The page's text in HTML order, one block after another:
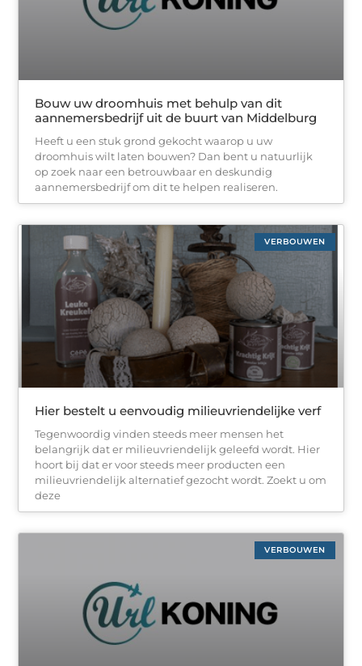
Bouw uw droomhuis met behulp van dit
aannemersbedrijf uit de buurt van Middelburg
Heeft u een stuk grond gekocht waarop u uw
droomhuis wilt laten bouwen? Dan bent u natuurlijk
op zoek naar een betrouwbaar en deskundig
aannemersbedrijf om dit te helpen realiseren.
VERBOUWEN
Hier bestelt u eenvoudig milieuvriendelijke verf
Tegenwoordig vinden steeds meer mensen het
belangrijk dat er milieuvriendelijk geleefd wordt. Hier
hoort bij dat er voor steeds meer producten een
milieuvriendelijk alternatief gezocht wordt. Zoekt u om
deze
VERBOUWEN